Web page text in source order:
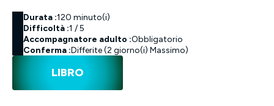
Durata :120 minuto(i)
Difficoltà :1 / 5
Accompagnatore adulto :Obbligatorio
Conferma :Differite (2 giorno(i) Massimo)
LIBRO